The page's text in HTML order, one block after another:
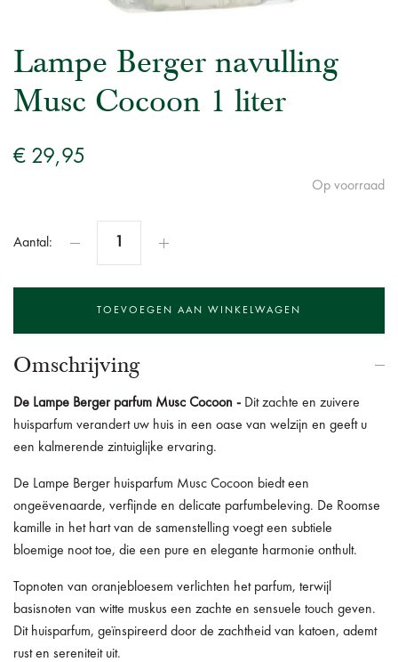
Lampe Berger navulling
Musc Cocoon 1 liter
€ 29,95
Op voorraad
Aantal:
Omschrijving
De Lampe Berger parfum Musc Cocoon - Dit zachte en zuivere
huisparfum verandert uw huis in een oase van welzijn en geeft u
een kalmerende zintuiglijke ervaring.
De Lampe Berger huisparfum Musc Cocoon biedt een
ongeëvenaarde, verfijnde en delicate parfumbeleving. De Roomse
kamille in het hart van de samenstelling voegt een subtiele
bloemige noot toe, die een pure en elegante harmonie onthult.
Topnoten van oranjebloesem verlichten het parfum, terwijl
basisnoten van witte muskus een zachte en sensuele touch geven.
Dit huisparfum, geïnspireerd door de zachtheid van katoen, ademt
rust en sereniteit uit.